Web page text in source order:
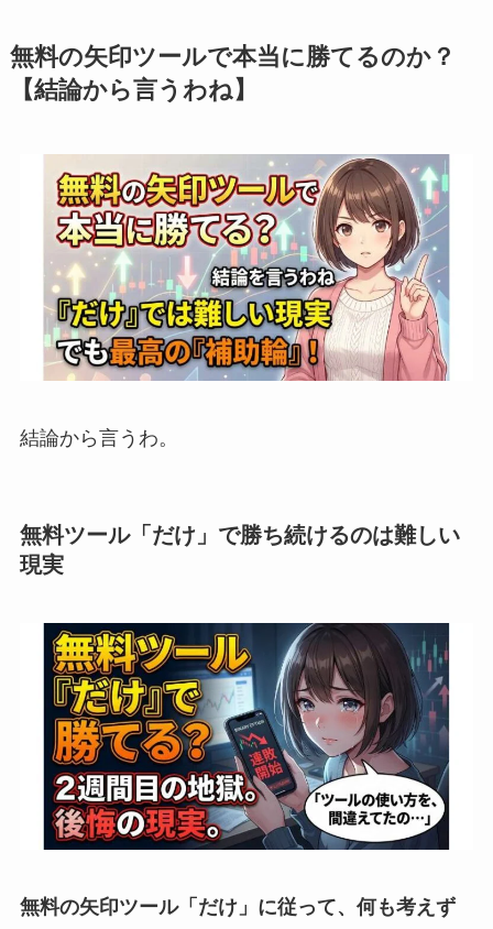
無料の矢印ツールで本当に勝てるのか？
【結論から言うわね】
結論から言うわ。
無料ツール「だけ」で勝ち続けるのは難しい
現実
無料の矢印ツール「だけ」に従って、何も考えず